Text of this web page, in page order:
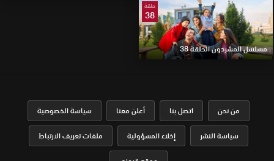
حلقة
38
مسلسل المشردون الحلقة 38
من نحن اتصل بنا أعلن معنا
سياسة الخصوصية
سياسة النشر
إخلاء المسؤولية
ملفات تعريف الارتباط